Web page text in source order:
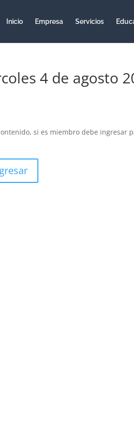
Inicio Empresa Servicios
4 de agosto
si es miembro debe ingresar